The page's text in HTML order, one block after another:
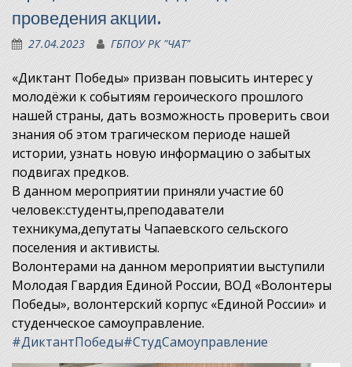
проведения акции.
27.04.2023 ГБПОУ РК "ЧАТ"
«Диктант Победы» призван повысить интерес у
молодёжи к событиям героического прошлого
нашей страны, дать возможность проверить свои
знания об этом трагическом периоде нашей
истории, узнать новую информацию о забытых
подвигах предков.
В данном мероприятии приняли участие 60
человек:студенты,преподаватели
техникума,депутаты Чапаевского сельского
поселения и активисты.
Волонтерами на данном мероприятии выступили
Молодая Гвардия Единой России, ВОД «Волонтеры
Победы», волонтерский корпус «Единой России» и
студенческое самоуправление.
#ДиктантПобеды#СтудСамоуправление